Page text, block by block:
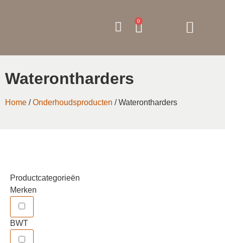
0
Waterontharders
Home /Onderhoudsproducten / Waterontharders
Productcategorieën
Merken
BWT